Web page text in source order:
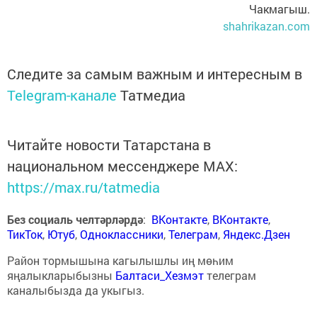
Чакмагыш.
shahrikazan.com
Следите за самым важным и интересным в
Telegram-канале Татмедиа
Читайте новости Татарстана в
национальном мессенджере MАХ:
https://max.ru/tatmedia
Без социаль челтәрләрдә: ВКонтакте, ВКонтакте,
ТикТок, Ютуб,Одноклассники,Телеграм, Яндекс.Дзен
Район тормышына кагылышлы иң мөһим
яңалыкларыбызны Балтаси_Хезмэттелеграм
каналыбызда да укыгыз.